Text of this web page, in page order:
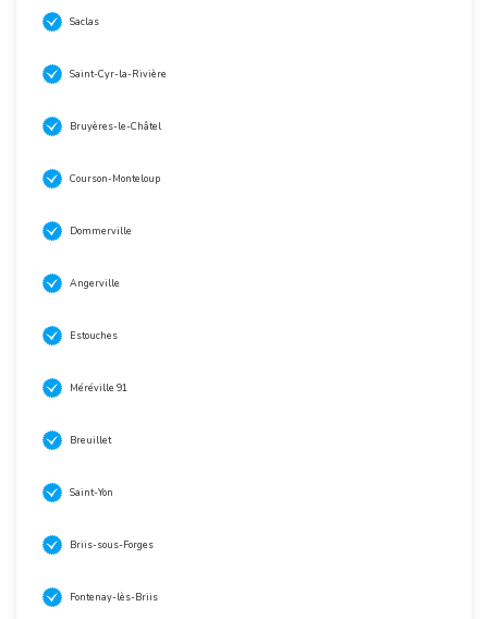
Saclas
Saint-Cyr-la-Rivière
Bruyères-le-Châtel
Courson-Monteloup
Dommerville
Angerville
Estouches
Méréville 91
Breuillet
Saint-Yon
Briis-sous-Forges
Fontenay-lès-Briis